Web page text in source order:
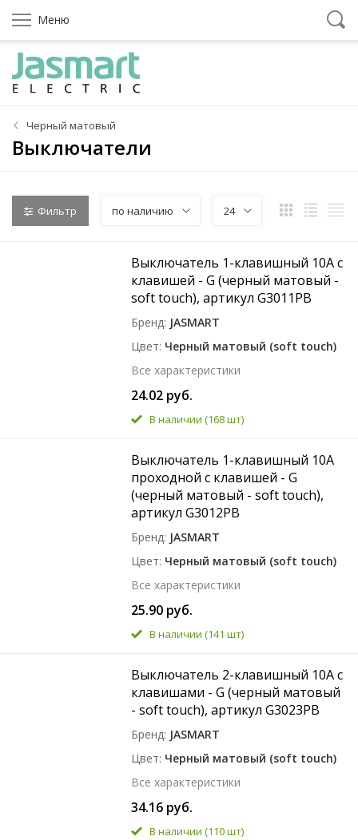
Меню
Черный матовый
Выключатели
Фильтр по наличию 24
Выключатель 1-клавишный 10A с
клавишей - G (черный матовый -
soft touch), артикул G3011PB
Бренд JASMART
Цвет Черный матовый (soft touch)
Все характеристики
24.02 руб.
В наличии (168 шт)
Выключатель 1-клавишный 10A
проходной с клавишей - G
(черный матовый - soft touch),
артикул G3012PB
Бренд JASMART
Цвет Черный матовый (soft touch)
Все характеристики
25.90 руб.
В наличии (141 шт)
Выключатель 2-клавишный 10A с
клавишами - G (черный матовый
- soft touch), артикул G3023PB
Бренд JASMART
Цвет Черный матовый (soft touch)
Все характеристики
34.16 руб.
В наличии (110 шт)